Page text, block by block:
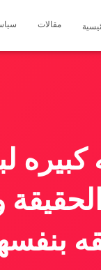
مقالات